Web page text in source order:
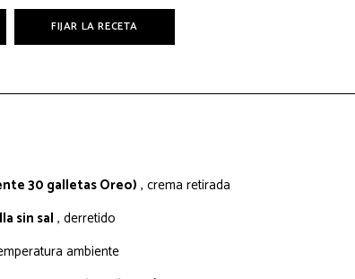
FIJAR LA RECETA
30 galletas Oreo), crema retirada
sin sal, derretido
ambiente